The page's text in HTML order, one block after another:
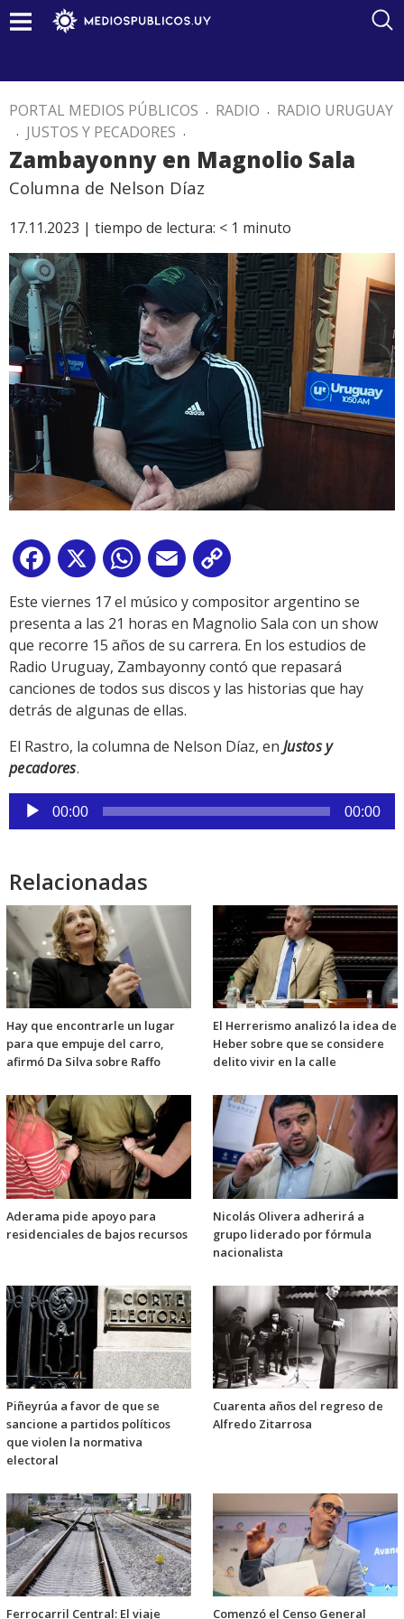
PORTAL MEDIOS PÚBLICOS . RADIO . RADIO URUGUAY
. JUSTOS Y PECADORES .
Zambayonny en Magnolio Sala
Columna de Nelson Díaz
17.11.2023 | tiempo de lectura: < 1 minuto
Facebook
X WhatsApp
Email
Link
Este viernes 17 el músico y compositor argentino se
presenta a las 21 horas en Magnolio Sala con un show
que recorre 15 años de su carrera. En los estudios de
Radio Uruguay, Zambayonny contó que repasará
canciones de todos sus discos y las historias que hay
detrás de algunas de ellas.
El Rastro, la columna de Nelson Díaz, en Justos y
pecadores.
Reproductor
de
00:00 00:00
Relacionadas
Hay que encontrarle un lugar
para que empuje del carro,
afirmó Da Silva sobre Raffo
El Herrerismo analizó la idea de
Heber sobre que se considere
delito vivir en la calle
Aderama pide apoyo para
residenciales de bajos recursos
Nicolás Olivera adherirá a
grupo liderado por fórmula
nacionalista
Piñeyrúa a favor de que se
sancione a partidos políticos
que violen la normativa
electoral
Cuarenta años del regreso de
Alfredo Zitarrosa
Ferrocarril Central: El viaje Comenzó el Censo General